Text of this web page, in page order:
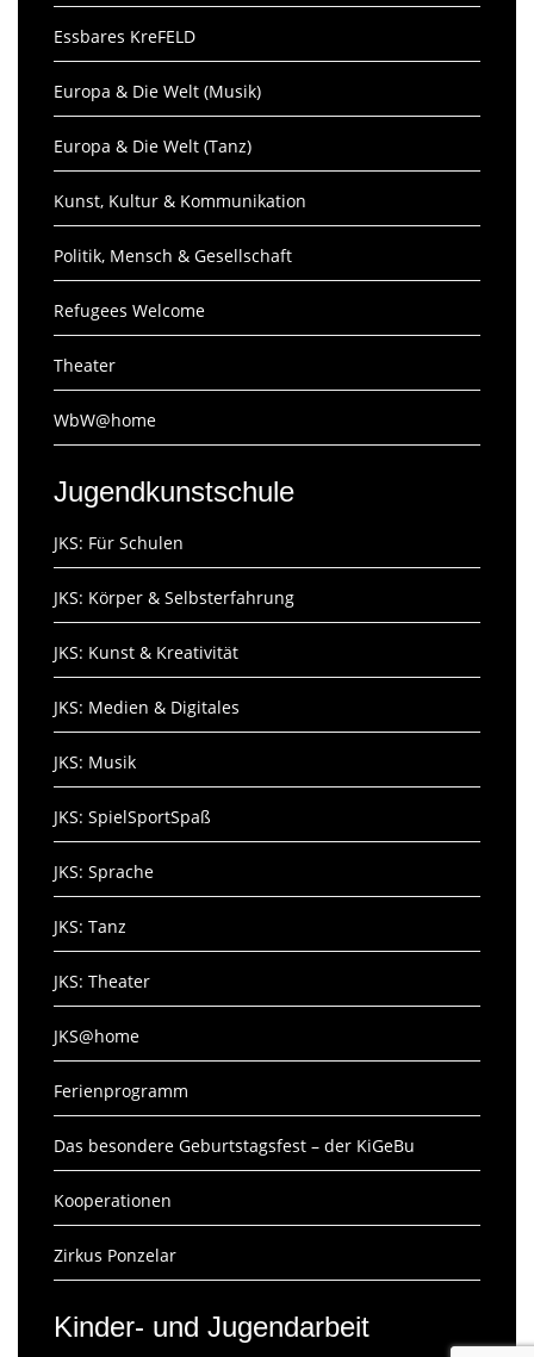
Essbares KreFELD
Europa & Die Welt (Musik)
Europa & Die Welt (Tanz)
Kunst, Kultur & Kommunikation
Politik, Mensch & Gesellschaft
Refugees Welcome
Theater
WbW@home
Jugendkunstschule
JKS: Für Schulen
JKS: Körper & Selbsterfahrung
JKS: Kunst & Kreativität
JKS: Medien & Digitales
JKS: Musik
JKS: SpielSportSpaß
JKS: Sprache
JKS: Tanz
JKS: Theater
JKS@home
Ferienprogramm
Das besondere Geburtstagsfest – der KiGeBu
Kooperationen
Zirkus Ponzelar
Kinder- und Jugendarbeit